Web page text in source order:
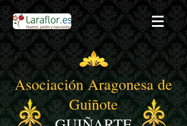
Asociación Aragonesa de
Guiñote